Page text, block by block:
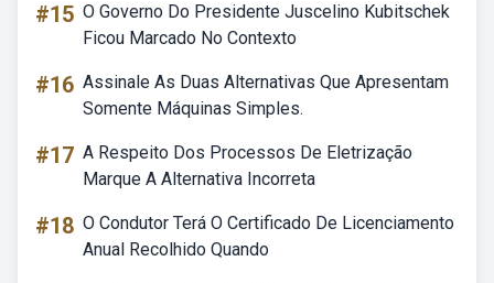
#15 O Governo Do Presidente Juscelino Kubitschek
Ficou Marcado No Contexto
#16 Assinale As Duas Alternativas Que Apresentam
Somente Máquinas Simples.
#17 A Respeito Dos Processos De Eletrização
Marque A Alternativa Incorreta
#18 O Condutor Terá O Certificado De Licenciamento
Anual Recolhido Quando